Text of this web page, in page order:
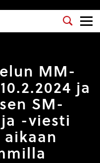
MM-
ja
SM-
-viesti